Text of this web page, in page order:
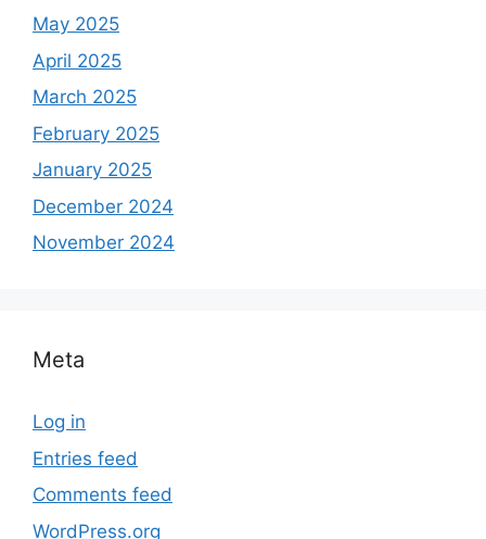
May 2025
April 2025
March 2025
February 2025
January 2025
December 2024
November 2024
Meta
Log in
Entries feed
Comments feed
WordPress.org